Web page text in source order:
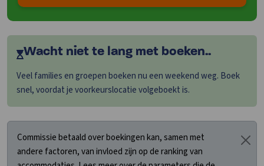
Wacht niet te lang met boeken..
Veel families en groepen boeken nu een weekend weg. Boek
snel, voordat je voorkeurslocatie volgeboekt is.
Commissie betaald over boekingen kan, samen met
andere factoren, van invloed zijn op de ranking van